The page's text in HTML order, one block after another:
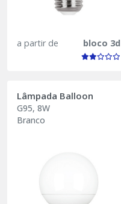
a partir de bloco 3d
Lâmpada Balloon
G95, 8W
Branco